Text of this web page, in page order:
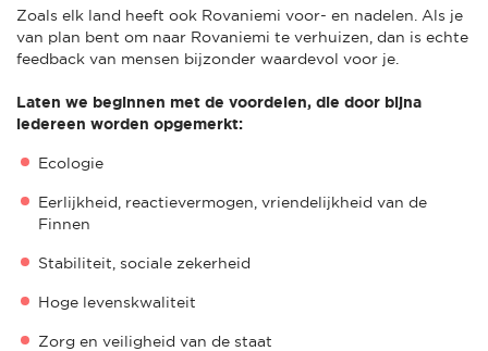
Zoals elk land heeft ook Rovaniemi voor- en nadelen. Als je
van plan bent om naar Rovaniemi te verhuizen, dan is echte
feedback van mensen bijzonder waardevol voor je.
Laten we beginnen met de voordelen, die door bijna
iedereen worden opgemerkt:
Ecologie
Eerlijkheid, reactievermogen, vriendelijkheid van de
Finnen
Stabiliteit, sociale zekerheid
Hoge levenskwaliteit
Zorg en veiligheid van de staat